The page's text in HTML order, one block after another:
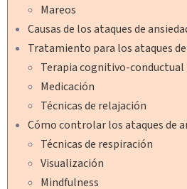
Mareos
Causas de los ataques de
Tratamiento para los ataques
Terapia cognitivo-conductual
Medicación
Técnicas de relajación
Cómo controlar los ataques de
Técnicas de respiración
Visualización
Mindfulness